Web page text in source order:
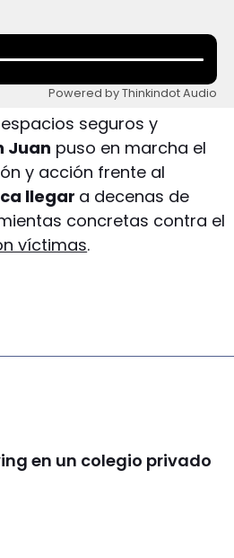
Powered by Thinkindot Audio
seguros y
Juan puso en marcha el
y acción frente al
llegar a decenas de
concretas contra el
víctimas.
en un colegio privado